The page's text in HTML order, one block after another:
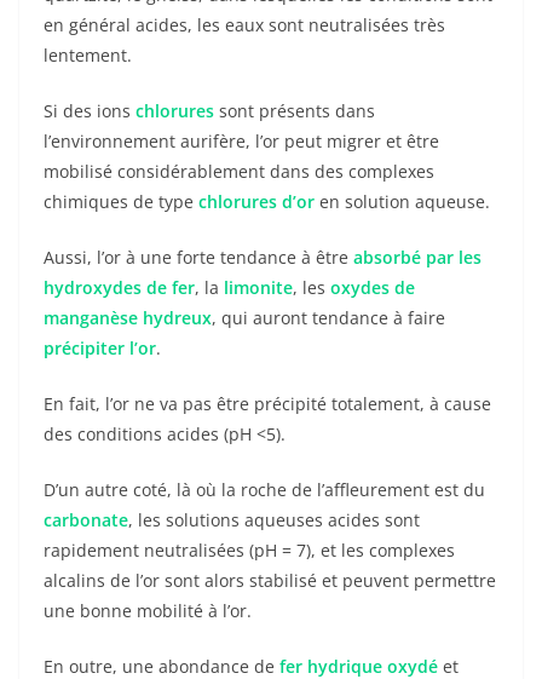
en général acides, les eaux sont neutralisées très
lentement.
Si des ions chlorures sont présents dans
l’environnement aurifère, l’or peut migrer et être
mobilisé considérablement dans des complexes
chimiques de type chlorures d’or en solution aqueuse.
Aussi, l’or à une forte tendance à être absorbé par les
hydroxydes de fer, la limonite, les oxydes de
manganèse hydreux, qui auront tendance à faire
précipiter l’or.
En fait, l’or ne va pas être précipité totalement, à cause
des conditions acides (pH <5).
D’un autre coté, là où la roche de l’affleurement est du
carbonate, les solutions aqueuses acides sont
rapidement neutralisées (pH = 7), et les complexes
alcalins de l’or sont alors stabilisé et peuvent permettre
une bonne mobilité à l’or.
En outre, une abondance de fer hydrique oxydé et